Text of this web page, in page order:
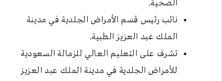
الصحية.
نائب رئيس قسم الأمراض الجلدية في مدينة
الملك عبد العزيز الطبية.
تشرف على التعليم العالي للزمالة السعودية
للأمراض الجلدية في مدينة الملك عبد العزيز